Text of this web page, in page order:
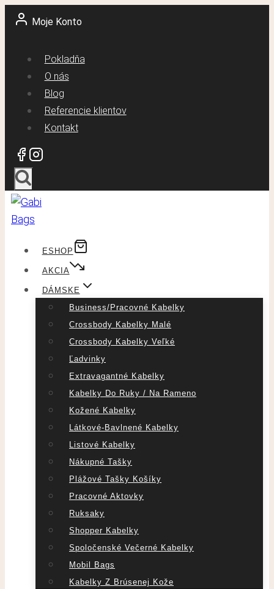
Skip
Moje Konto
Pokladňa
O nás
Blog
Referencie klientov
Kontakt
ESHOP
AKCIA
DÁMSKE
Business/pracovné Kabelky
Crossbody Kabelky Malé
Crossbody Kabelky Veľké
Ľadvinky
Extravagantné Kabelky
Kabelky Do Ruky / Na Rameno
Kožené Kabelky
Látkové-Bavlnené Kabelky
Listové Kabelky
Nákupné Tašky
Plážové Tašky Košíky
Pracovné Aktovky
Ruksaky
Shopper Kabelky
Spoločenské Večerné Kabelky
Mobil Bags
Kabelky Z Brúsenej Kože